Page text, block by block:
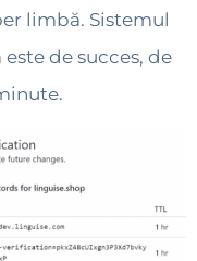
limbă. Sistemul
de succes, de